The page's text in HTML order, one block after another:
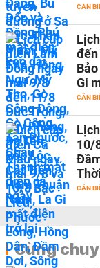
CẦN
đến
Gi
CẦN
10/
CẦN
Cùng